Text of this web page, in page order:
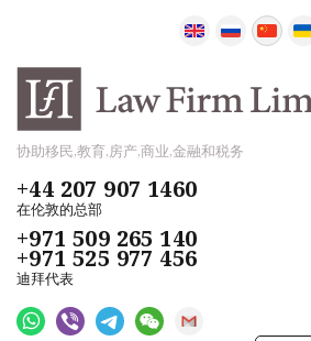
协助移民,教育,房产,商业,金融和税务
+44 207 907 1460
在伦敦的总部
+971 509 265 140
+971 525 977 456
迪拜代表